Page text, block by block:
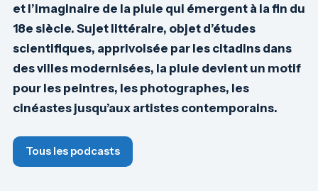
et l’imaginaire de la pluie qui émergent à la fin du
18e siècle. Sujet littéraire, objet d’études
scientifiques, apprivoisée par les citadins dans
des villes modernisées, la pluie devient un motif
pour les peintres, les photographes, les
cinéastes jusqu’aux artistes contemporains.
Tous les podcasts